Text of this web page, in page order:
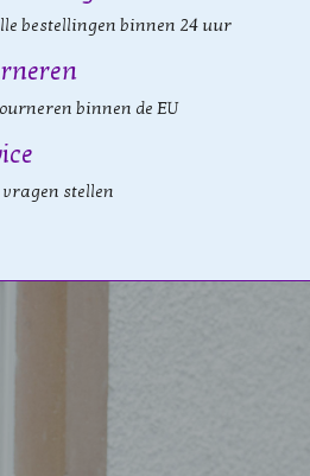
bestellingen binnen 24 uur
binnen de EU
stellen